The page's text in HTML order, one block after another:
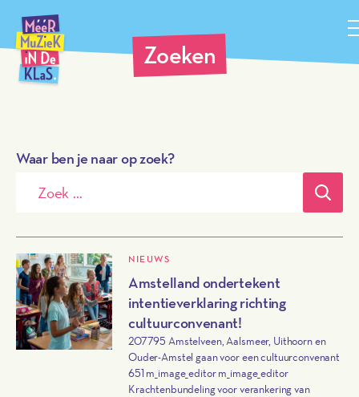
Méér Muziek in de Klas, terug naar de homepagina
Zoeken
Waar ben je naar op zoek?
NIEUWS
Amstelland ondertekent
intentieverklaring richting
cultuurconvenant!
207795 Amstelveen, Aalsmeer, Uithoorn en
Ouder-Amstel gaan voor een cultuurconvenant
651 m_image_editor m_image_editor
Krachtenbundeling voor verankering van